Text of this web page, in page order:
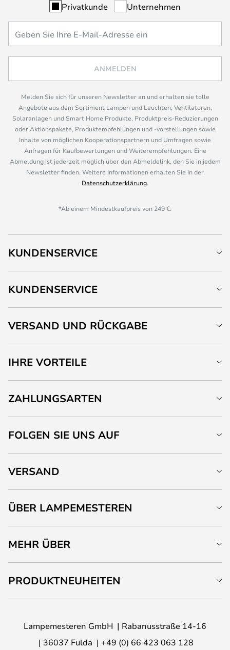
Privatkunde Unternehmen
ANMELDEN
Melden Sie sich für unseren Newsletter an und erhalten sie tolle
Angebote aus dem Sortiment Lampen und Leuchten, Ventilatoren,
Solaranlagen und Smart Home Produkte, Produktpreis-Reduzierungen
oder Aktionspakete, Produktempfehlungen und -vorstellungen sowie
Inhalte von möglichen Kooperationspartnern und Umfragen sowie
Anfragen für Kaufbewertungen und Weiterempfehlungen. Eine
Abmeldung ist jederzeit möglich über den Abmeldelink, den Sie in jedem
Newsletter finden. Weitere Informationen erhalten Sie in der
Datenschutzerklärung.
*Ab einem Mindestkaufpreis von 249 €.
KUNDENSERVICE
KUNDENSERVICE
VERSAND UND RÜCKGABE
IHRE VORTEILE
ZAHLUNGSARTEN
FOLGEN SIE UNS AUF
VERSAND
ÜBER LAMPEMESTEREN
MEHR ÜBER
PRODUKTNEUHEITEN
Lampemesteren GmbH
Rabanusstraße 14-16
36037 Fulda
+49 (0) 66 423 063 128